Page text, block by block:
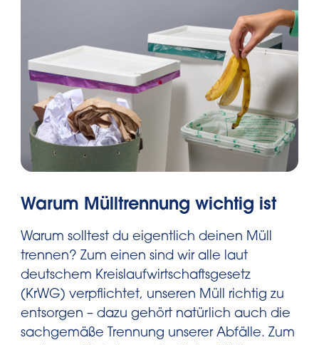
Warum Mülltrennung wichtig ist
Warum solltest du eigentlich deinen Müll
trennen? Zum einen sind wir alle laut
deutschem Kreislaufwirtschaftsgesetz
(KrWG) verpflichtet, unseren Müll richtig zu
entsorgen – dazu gehört natürlich auch die
sachgemäße Trennung unserer Abfälle. Zum